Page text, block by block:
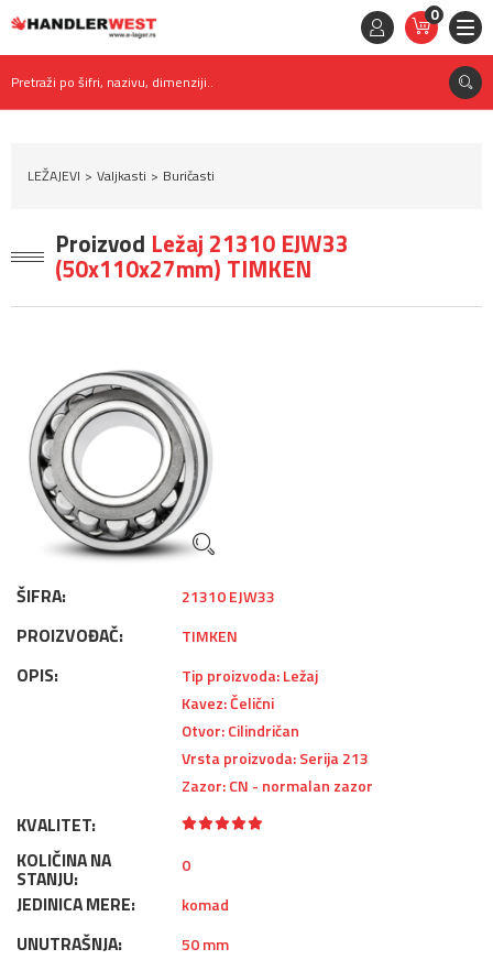
0
STAVKE
0,
RSD
Pretraži po šifri, nazivu, dimenziji..
LEŽAJEVI Valjkasti Buričasti
Proizvod Ležaj 21310 EJW33
(50x110x27mm) TIMKEN
ŠIFRA: 21310 EJW33
PROIZVOĐAČ: TIMKEN
OPIS:
Tip proizvoda: Ležaj
Kavez: Čelični
Otvor: Cilindričan
Vrsta proizvoda: Serija 213
Zazor: CN - normalan zazor
KVALITET:
KOLIČINA NA
STANJU:
0
JEDINICA MERE: komad
UNUTRAŠNJA: 50 mm